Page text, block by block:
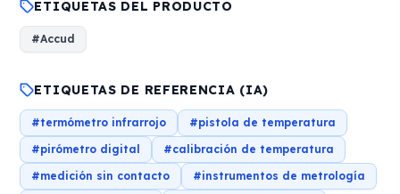
ETIQUETAS DEL PRODUCTO
#Accud
ETIQUETAS DE REFERENCIA (IA)
#termómetro infrarrojo
#pistola de temperatura
#pirómetro digital
#calibración de temperatura
#medición sin contacto
#instrumentos de metrología